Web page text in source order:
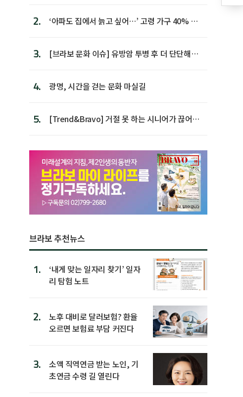
2.
‘아파도 집에서 늙고 싶어…’ 고령 가구 40% 노
3.
[브라보 문화 이슈] 유방암 투병 후 더 단단해진
4. 광명, 시간을 걷는 문화 마실길
5.
[Trend&Bravo] 거절 못 하는 시니어가 끊어야
브라보 추천뉴스
1.
‘내게 맞는 일자리 찾기’ 일자
리 탐험 노트
2.
노후 대비로 달러보험? 환율
오르면 보험료 부담 커진다
3.
소액 직역연금 받는 노인, 기
초연금 수령 길 열린다